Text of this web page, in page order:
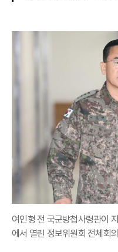
여인형 전 국군방첩사령관이
에서 열린 정보위원회 전체회